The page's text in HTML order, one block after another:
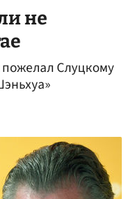
не
Слуцкому